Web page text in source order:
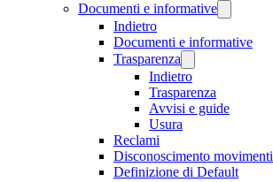
Documenti e informative
Indietro
Documenti e informative
Trasparenza
Indietro
Trasparenza
Avvisi e guide
Usura
Reclami
Disconoscimento movimenti
Definizione di Default